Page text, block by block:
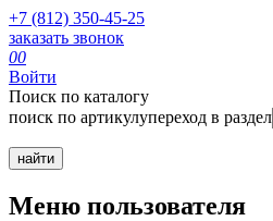
+7 (812) 350-45-25
заказать звонок
00
Войти
Поиск по каталогу
поиск по артикулупереход в раздел
Меню пользователя